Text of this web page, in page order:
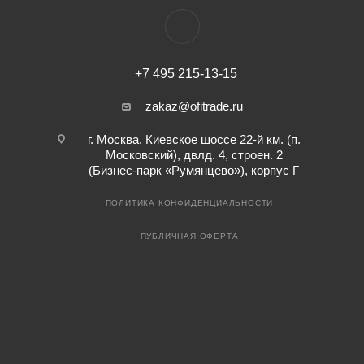
+7 495 215-13-15
zakaz@ofitrade.ru
г. Москва, Киевское шоссе 22-й км. (п.
Московский), двлд. 4, строен. 2
(Бизнес-парк «Румянцево»), корпус Г
ПОЛИТИКА КОНФИДЕНЦИАЛЬНОСТИ
ПУБЛИЧНАЯ ОФЕРТА